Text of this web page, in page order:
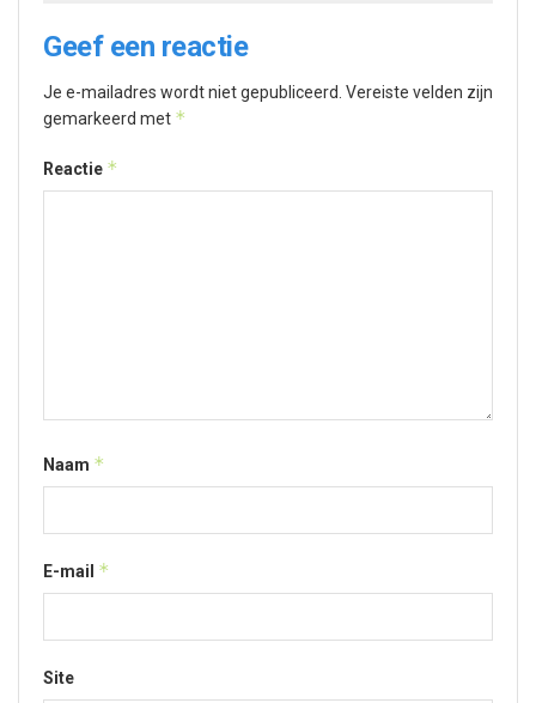
Geef een reactie
Je e-mailadres wordt niet gepubliceerd. Vereiste velden zijn
gemarkeerd met *
Reactie *
Naam *
E-mail *
Site